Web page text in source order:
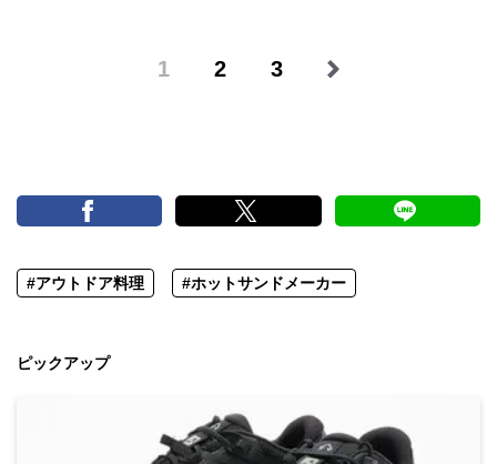
1 2 3
#アウトドア料理 #ホットサンドメーカー
ピックアップ